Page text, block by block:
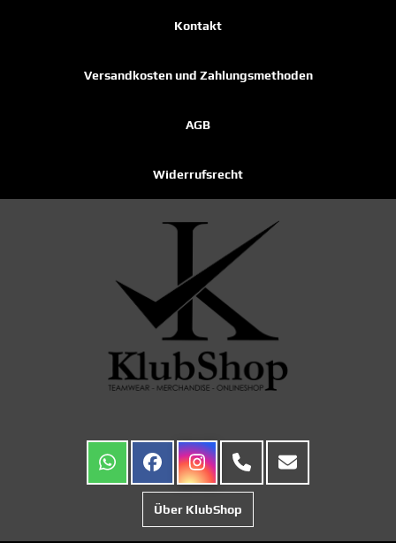
Kontakt
Versandkosten und Zahlungsmethoden
AGB
Widerrufsrecht
Über KlubShop